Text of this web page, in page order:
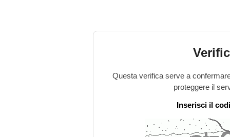
Questa verifica serve a
proteggere il
Inserisci il